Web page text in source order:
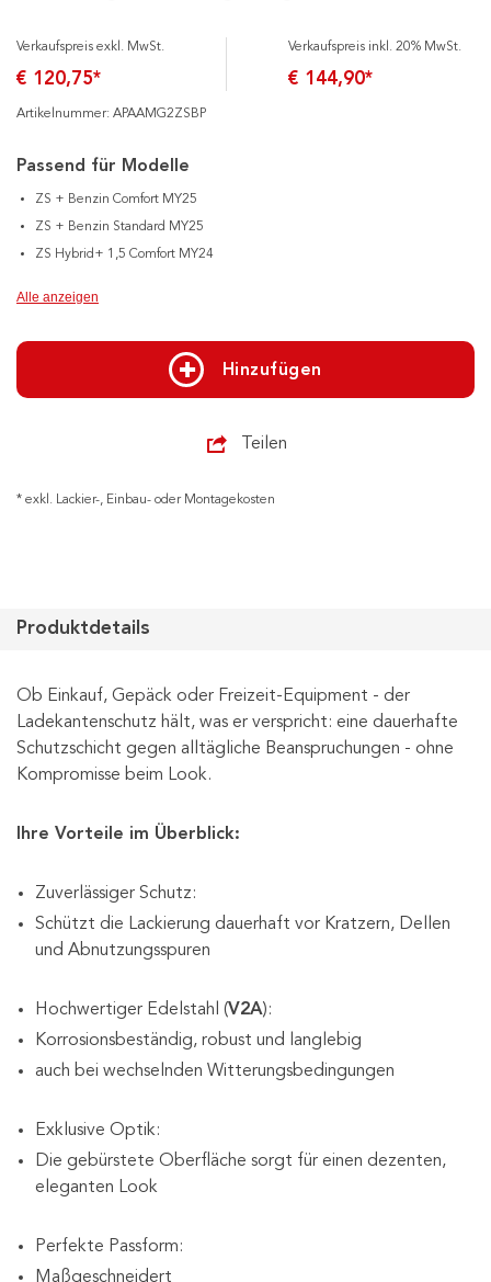
Verkaufspreis exkl. MwSt.
€ 120,75*
Verkaufspreis inkl. 20% MwSt.
€ 144,90*
Artikelnummer: APAAMG2ZSBP
Passend für Modelle
ZS + Benzin Comfort MY25
ZS + Benzin Standard MY25
ZS Hybrid+ 1,5 Comfort MY24
Alle anzeigen
Hinzufügen
Teilen
* exkl. Lackier-, Einbau- oder Montagekosten
Produktdetails
Ob Einkauf, Gepäck oder Freizeit-Equipment - der
Ladekantenschutz hält, was er verspricht: eine dauerhafte
Schutzschicht gegen alltägliche Beanspruchungen - ohne
Kompromisse beim Look.
Ihre Vorteile im Überblick:
Zuverlässiger Schutz:
Schützt die Lackierung dauerhaft vor Kratzern, Dellen
und Abnutzungsspuren
Hochwertiger Edelstahl (V2A):
Korrosionsbeständig, robust und langlebig
auch bei wechselnden Witterungsbedingungen
Exklusive Optik:
Die gebürstete Oberfläche sorgt für einen dezenten,
eleganten Look
Perfekte Passform:
Maßgeschneidert